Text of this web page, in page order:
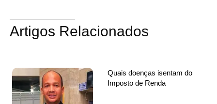
Artigos Relacionados
Quais doenças isentam do
Imposto de Renda